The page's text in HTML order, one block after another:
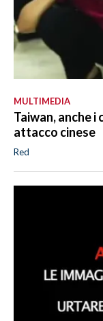
MULTIMEDIA
Taiwan, anche i
attacco cinese
Red